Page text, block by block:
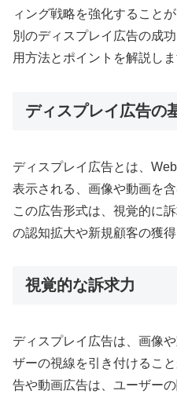
ィング戦略を強化すること
別のディスプレイ広告の成
用方法とポイントを解説しま
ディスプレイ広告の
ディスプレイ広告とは、
表示される、画像や動画を
この広告形式は、視覚的に
の認知拡大や新規顧客の獲得
視覚的な訴求力
ディスプレイ広告は、画像
ザーの視線を引き付けるこ
告や動画広告は、ユーザー